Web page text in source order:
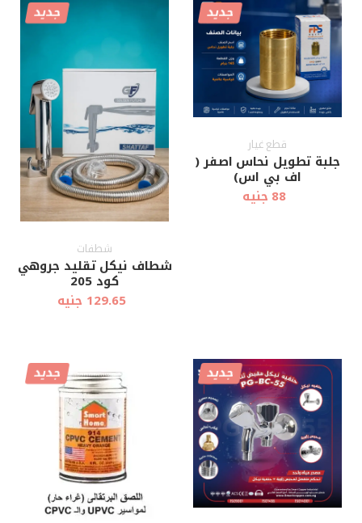
أضف إلى
العربة عرض سريع أضف إلى عرض سريع
جديد
قطع غيار
جلبة تطويل نحاس اصفر (
اف بي اس)
88 جنيه
أضف إلى
العربة عرض سريع
جديد
شطفات
شطاف نيكل تقليد جروهي
كود 205
129.65 جنيه
أضف إلى
العربة عرض سريع
جديد جديد